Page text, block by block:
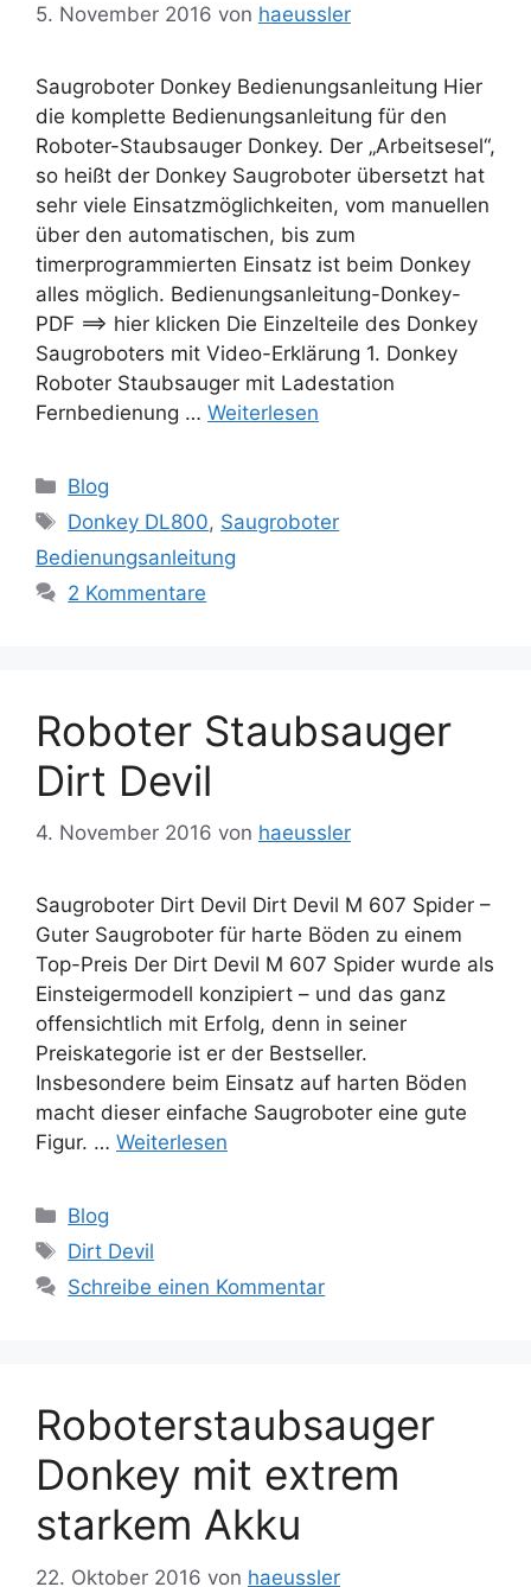
5. November 2016 von haeussler
Saugroboter Donkey Bedienungsanleitung Hier
die komplette Bedienungsanleitung für den
Roboter-Staubsauger Donkey. Der „Arbeitsesel“,
so heißt der Donkey Saugroboter übersetzt hat
sehr viele Einsatzmöglichkeiten, vom manuellen
über den automatischen, bis zum
timerprogrammierten Einsatz ist beim Donkey
alles möglich. Bedienungsanleitung-Donkey-
PDF ==> hier klicken Die Einzelteile des Donkey
Saugroboters mit Video-Erklärung 1. Donkey
Roboter Staubsauger mit Ladestation
Fernbedienung … Weiterlesen
Kategorien
Blog
Schlagwörter
Donkey DL800, Saugroboter
Bedienungsanleitung
2 Kommentare
Roboter Staubsauger
Dirt Devil
4. November 2016 von haeussler
Saugroboter Dirt Devil Dirt Devil M 607 Spider –
Guter Saugroboter für harte Böden zu einem
Top-Preis Der Dirt Devil M 607 Spider wurde als
Einsteigermodell konzipiert – und das ganz
offensichtlich mit Erfolg, denn in seiner
Preiskategorie ist er der Bestseller.
Insbesondere beim Einsatz auf harten Böden
macht dieser einfache Saugroboter eine gute
Figur. … Weiterlesen
Kategorien
Blog
Schlagwörter
Dirt Devil
Schreibe einen Kommentar
Roboterstaubsauger
Donkey mit extrem
starkem Akku
22. Oktober 2016 von haeussler